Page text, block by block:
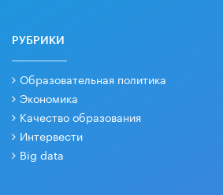
РУБРИКИ
Образовательная политика
Экономика
Качество образования
Интервести
Big data